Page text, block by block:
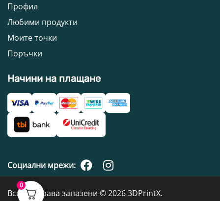
Профил
Любими продукти
Моите точки
Поръчки
Начини на плащане
Социални мрежи:
Всички права запазени © 2026 3DPrintX.
0